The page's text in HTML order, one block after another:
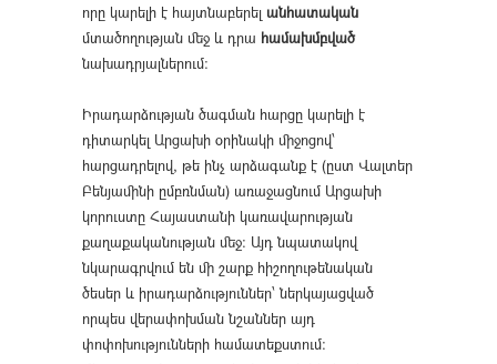
որը կարելի է հայտնաբերել անհատական
մտածողության մեջ և դրա համախմբված
նախադրյալներում։
Իրադարձության ծագման հարցը կարելի է
դիտարկել Արցախի օրինակի միջոցով՝
հարցադրելով, թե ինչ արձագանք է (ըստ Վալտեր
Բենյամինի ըմբռնման) առաջացնում Արցախի
կորուստը Հայաստանի կառավարության
քաղաքականության մեջ։ Այդ նպատակով
նկարագրվում են մի շարք հիշողութենական
ծեսեր և իրադարձություններ՝ ներկայացված
որպես վերափոխման նշաններ այդ
փոփոխությունների համատեքստում։